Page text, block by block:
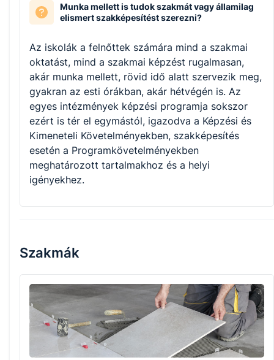
Munka mellett is tudok szakmát vagy államilag
elismert szakképesítést szerezni?
Az iskolák a felnőttek számára mind a szakmai
oktatást, mind a szakmai képzést rugalmasan,
akár munka mellett, rövid idő alatt szervezik meg,
gyakran az esti órákban, akár hétvégén is. Az
egyes intézmények képzési programja sokszor
ezért is tér el egymástól, igazodva a Képzési és
Kimeneteli Követelményekben, szakképesítés
esetén a Programkövetelményekben
meghatározott tartalmakhoz és a helyi
igényekhez.
Szakmák